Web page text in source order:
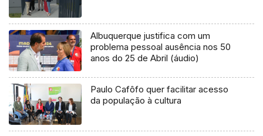
Albuquerque justifica com um
problema pessoal ausência nos 50
anos do 25 de Abril (áudio)
Paulo Cafôfo quer facilitar acesso
da população à cultura